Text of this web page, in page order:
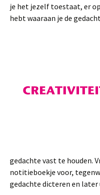
je het jezelf toestaat, er
hebt waaraan je de
gedachte vast te houden.
notitieboekje voor,
gedachte dicteren en later